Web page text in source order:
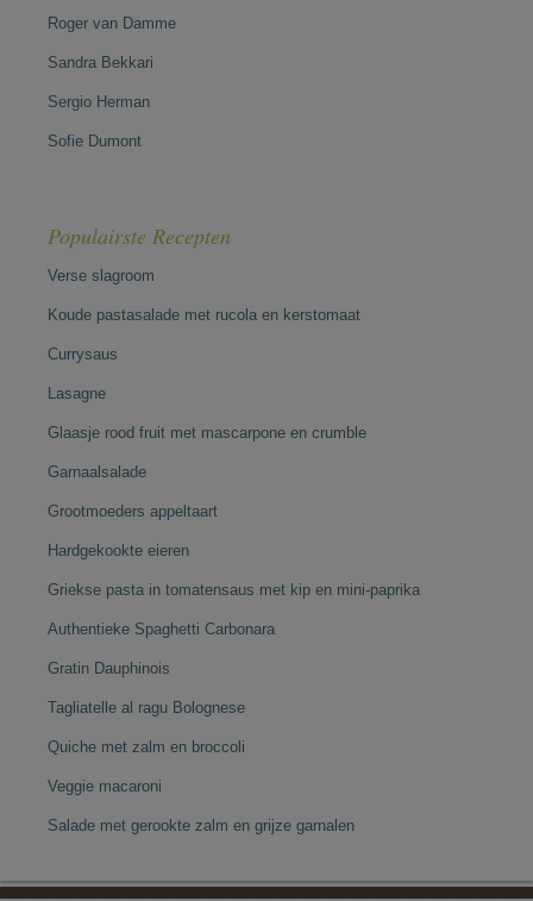
Roger van Damme
Sandra Bekkari
Sergio Herman
Sofie Dumont
Populairste Recepten
Verse slagroom
Koude pastasalade met rucola en kerstomaat
Currysaus
Lasagne
Glaasje rood fruit met mascarpone en crumble
Garnaalsalade
Grootmoeders appeltaart
Hardgekookte eieren
Griekse pasta in tomatensaus met kip en mini-paprika
Authentieke Spaghetti Carbonara
Gratin Dauphinois
Tagliatelle al ragu Bolognese
Quiche met zalm en broccoli
Veggie macaroni
Salade met gerookte zalm en grijze garnalen